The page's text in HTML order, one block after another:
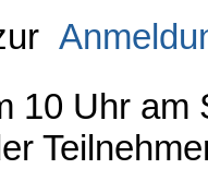
zur
10 Uhr am